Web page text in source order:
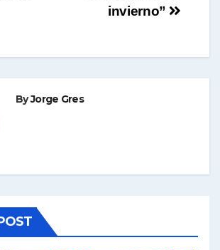
invierno”
ByJorge Gres